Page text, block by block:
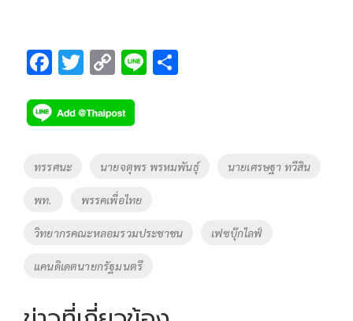
F
e
b
o
T
tt
er
C
p
y
Li
n
k
Li
Tags
ทรรศนะ นายจตุพร พรหมพันธุ์ นายเศรษฐา ทวีสิน
พท. พรรคเพื่อไทย
วิทยากรคณะหลอมรวมประชาชน เฟซบุ๊กไลฟ์
แคนดิเดตนายกรัฐมนตรี